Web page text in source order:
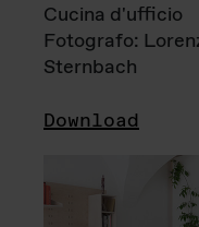
Cucina d'ufficio
Fotografo:
Sternbach
Download